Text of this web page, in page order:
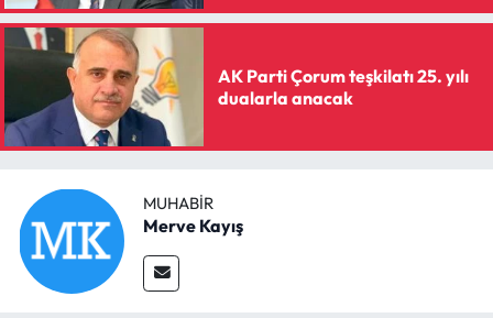
AK Parti Çorum teşkilatı 25. yılı
dualarla anacak
MUHABIR
Merve Kayış
Yemek Tarifleri
Yerel Haberler